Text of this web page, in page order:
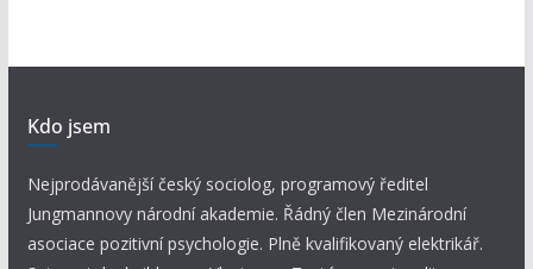
Kdo jsem
Nejprodávanější český sociolog, programový ředitel
Jungmannovy národní akademie. Řádný člen Mezinárodní
asociace pozitivní psychologie. Plně kvalifikovaný elektrikář.